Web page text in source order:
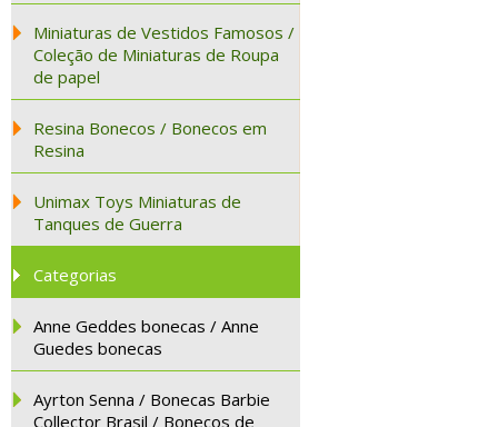
Miniaturas de Vestidos Famosos /
Coleção de Miniaturas de Roupa
de papel
Resina Bonecos / Bonecos em
Resina
Unimax Toys Miniaturas de
Tanques de Guerra
Categorias
Anne Geddes bonecas / Anne
Guedes bonecas
Ayrton Senna / Bonecas Barbie
Collector Brasil / Bonecos de